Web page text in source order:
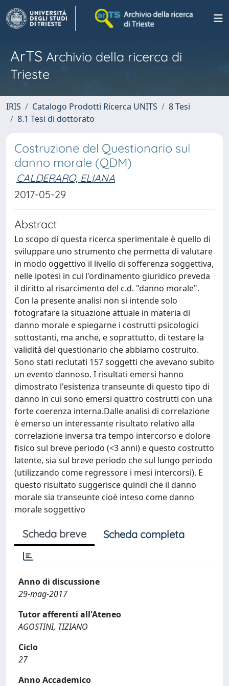
ArTS Archivio della ricerca di
Trieste
IRIS Catalogo Prodotti Ricerca UNITS
8 Tesi
8.1 Tesi di dottorato
Costruzione del Questionario sul
danno morale (QDM)
CALDERARO, ELIANA
2017-05-29
Abstract
Lo scopo di questa ricerca sperimentale è quello di
sviluppare uno strumento che permetta di valutare
in modo oggettivo il livello di sofferenza soggettiva,
nelle ipotesi in cui l'ordinamento giuridico preveda
il diritto al risarcimento del c.d. "danno morale".
Con la presente analisi non si intende solo
fotografare la situazione attuale in materia di
danno morale e spiegarne i costrutti psicologici
sottostanti, ma anche, e soprattutto, di testare la
validità del questionario che abbiamo costruito.
Sono stati reclutati 157 soggetti che avevano subito
un evento dannoso. I risultati emersi hanno
dimostrato l'esistenza transeunte di questo tipo di
danno in cui sono emersi quattro costrutti con una
forte coerenza interna.Dalle analisi di correlazione
è emerso un interessante risultato relativo alla
correlazione inversa tra tempo intercorso e dolore
fisico sul breve periodo (<3 anni) e questo costrutto
latente, sia sul breve periodo che sul lungo periodo
(utilizzando come regressore i mesi intercorsi). E
questo risultato suggerisce quindi che il danno
morale sia transeunte cioè inteso come danno
morale soggettivo
Scheda breve Scheda completa
Anno di discussione
29-mag-2017
Tutor afferenti all'Ateneo
AGOSTINI, TIZIANO
Ciclo
27
Anno Accademico